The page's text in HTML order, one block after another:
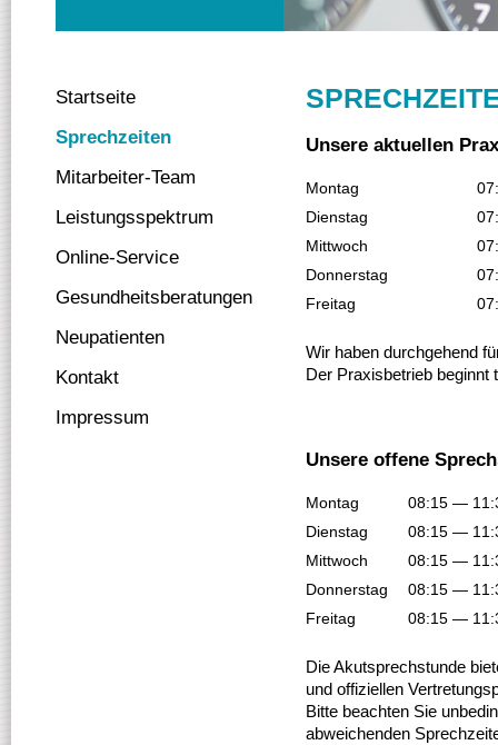
Startseite
Sprechzeiten
Mitarbeiter-Team
Leistungsspektrum
Online-Service
Gesundheitsberatungen
Neupatienten
Kontakt
Impressum
Unsere aktuellen
Montag
Dienstag
Mittwoch
Donnerstag
Freitag
Wir haben durchgehend
Der Praxisbetrieb beginnt
Unsere offene
Montag
08:15 —
Dienstag
08:15 —
Mittwoch
08:15 —
Donnerstag
08:15 —
Freitag
08:15 —
Die Akutsprechstunde
und offiziellen
Bitte beachten Sie
abweichenden